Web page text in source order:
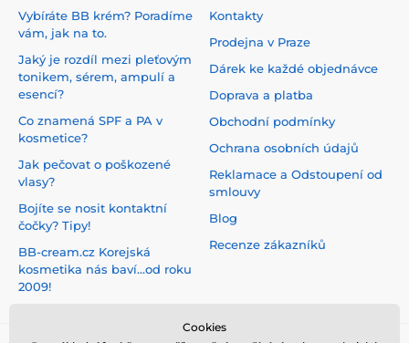
Vybíráte BB krém? Poradíme
vám, jak na to.
Jaký je rozdíl mezi pleťovým
tonikem, sérem, ampulí a
esencí?
Co znamená SPF a PA v
kosmetice?
Jak pečovat o poškozené
vlasy?
Bojíte se nosit kontaktní
čočky? Tipy!
BB-cream.cz Korejská
kosmetika nás baví...od roku
2009!
Kontakty
Prodejna v Praze
Dárek ke každé objednávce
Doprava a platba
Obchodní podmínky
Ochrana osobních údajů
Reklamace a Odstoupení od
smlouvy
Blog
Recenze zákazníků
Cookies